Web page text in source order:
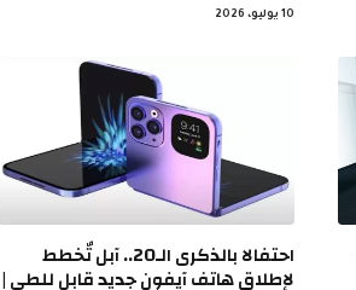
10 يوليو، 2026
احتفالا بالذكرى الـ20.. آبل تٌخطط
لإطلاق هاتف آيفون جديد قابل للطي |